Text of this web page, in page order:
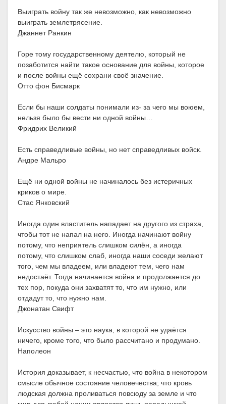
Выиграть войну так же невозможно, как невозможно
выиграть землетрясение.
Джаннет Ранкин
Горе тому государственному деятелю, который не
позаботится найти такое основание для войны, которое
и после войны ещё сохрани своё значение.
Отто фон Бисмарк
Если бы наши солдаты понимали из- за чего мы воюем,
нельзя было бы вести ни одной войны…
Фридрих Великий
Есть справедливые войны, но нет справедливых войск.
Андре Мальро
Ещё ни одной войны не начиналось без истеричных
криков о мире.
Стас Янковский
Иногда один властитель нападает на другого из страха,
чтобы тот не напал на него. Иногда начинают войну
потому, что неприятель слишком силён, а иногда
потому, что слишком слаб, иногда наши соседи желают
того, чем мы владеем, или владеют тем, чего нам
недостаёт. Тогда начинается война и продолжается до
тех пор, покуда они захватят то, что им нужно, или
отдадут то, что нужно нам.
Джонатан Свифт
Искусство войны – это наука, в которой не удаётся
ничего, кроме того, что было рассчитано и продумано.
Наполеон
История доказывает, к несчастью, что война в некотором
смысле обычное состояние человечества; что кровь
людская должна проливаться повсюду за земле и что